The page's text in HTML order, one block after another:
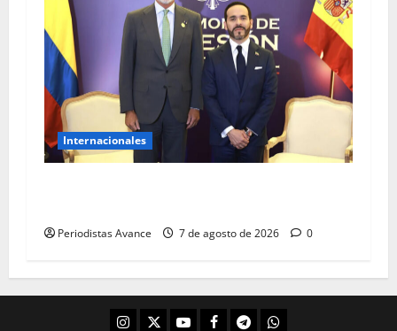
Internacionales
Periodistas Avance 7 de agosto de 2026 0